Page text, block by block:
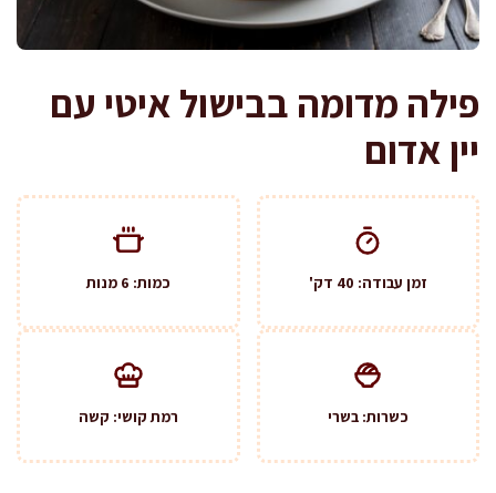
פילה מדומה בבישול איטי עם
יין אדום
זמן עבודה: 40 דק' כמות: 6 מנות
כשרות: בשרי רמת קושי: קשה